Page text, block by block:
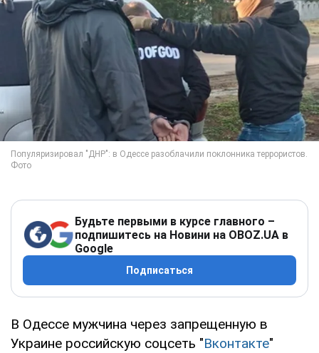
Будьте первыми в курсе главного –
подпишитесь на Новини на OBOZ.UA в
Google
Подписаться
В Одессе мужчина через запрещенную в
Украине российскую соцсеть "Вконтакте"